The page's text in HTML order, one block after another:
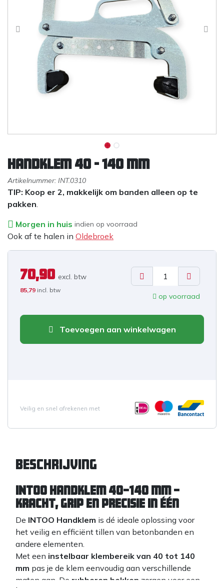
Handklem 40 - 140 mm
Artikelnummer: INT.0310
TIP: Koop er 2, makkelijk om banden alleen op te
pakken.
Morgen in huis indien op voorraad
Ook af te halen in Oldebroek
70,90 excl. btw
85,79 incl. btw
op voorraad
Toevoegen aan winkelwagen
Veilig en snel afrekenen met
Beschrijving
INTOO Handklem 40–140 mm –
Kracht, Grip en Precisie in één
De INTOO Handklem is dé ideale oplossing voor
het veilig en efficiënt tillen van betonbanden en
andere elementen.
Met een instelbaar klembereik van 40 tot 140
mm pas je de klem eenvoudig aan verschillende
maten aan. De rubberen bekken zorgen voor een